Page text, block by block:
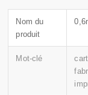
Nom du
produit
Mot-clé